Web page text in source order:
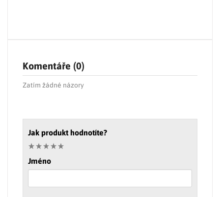
Komentáře (0)
Zatím žádné názory
Jak produkt hodnotíte?
Jméno